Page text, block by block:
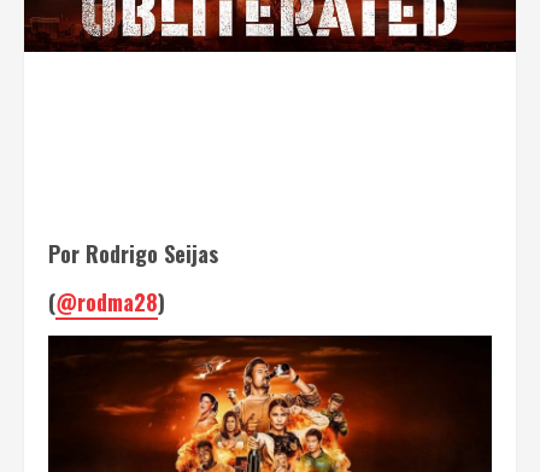
Por Rodrigo Seijas
(@rodma28)